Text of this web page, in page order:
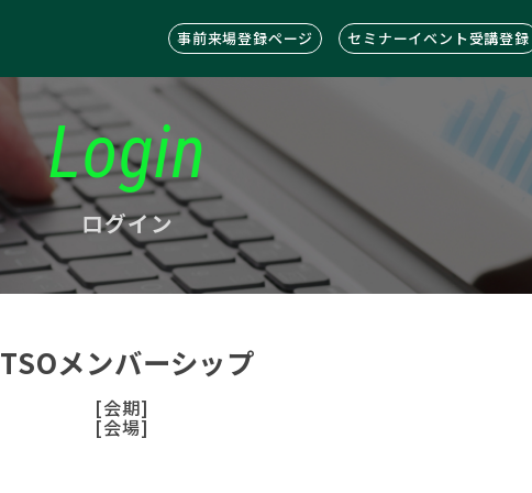
事前来場登録ページ セミナーイベント受講登録
Login
ログイン
TSOメンバーシップ
[会期]
[会場]